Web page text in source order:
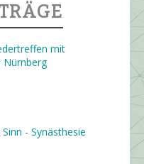
mit
Nürnberg
- Synästhesie